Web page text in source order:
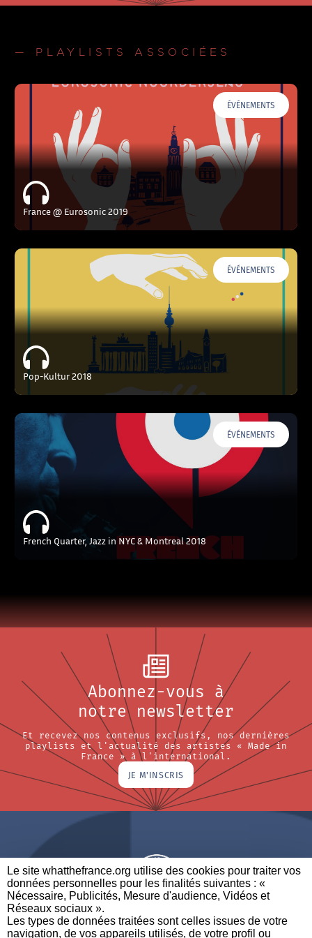
Le site whatthefrance.org utilise des cookies pour traiter vos
données personnelles pour les finalités suivantes : «
Nécessaire, Publicités, Mesure d'audience, Vidéos et
Réseaux sociaux ». ​
Les types de données traitées sont celles issues de votre
navigation, de vos appareils utilisés, de votre profil ou
— PLAYLISTS ASSOCIÉES
ÉVÉNEMENTS
France @ Eurosonic 2019
ÉVÉNEMENTS
Pop-Kultur 2018
ÉVÉNEMENTS
French Quarter, Jazz in NYC & Montreal 2018
Abonnez-vous à
notre newsletter
Et recevez nos contenus exclusifs, nos dernières
playlists et l'actualité des artistes « Made in
France » à l'international.
JE M'INSCRIS
A BRAND OF